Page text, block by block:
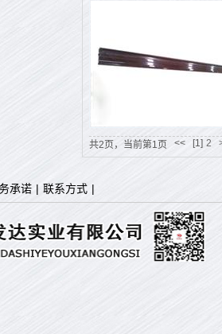
共2页，当前第1页 << [1] 2
承诺 | 联系方式 |